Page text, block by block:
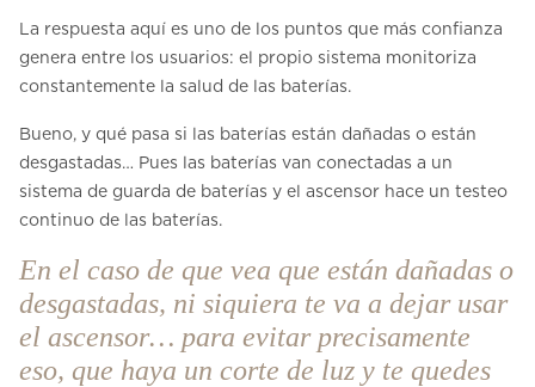
La respuesta aquí es uno de los puntos que más confianza
genera entre los usuarios: el propio sistema monitoriza
constantemente la salud de las baterías.
Bueno, y qué pasa si las baterías están dañadas o están
desgastadas… Pues las baterías van conectadas a un
sistema de guarda de baterías y el ascensor hace un testeo
continuo de las baterías.
En el caso de que vea que están dañadas o
desgastadas, ni siquiera te va a dejar usar
el ascensor… para evitar precisamente
eso, que haya un corte de luz y te quedes